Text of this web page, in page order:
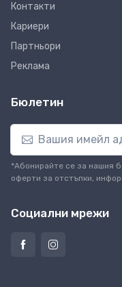
Контакти
Кариери
Партньори
Реклама
Бюлетин
*Абонирайте се за нашия
оферти за отстъпки,
Социални мрежи